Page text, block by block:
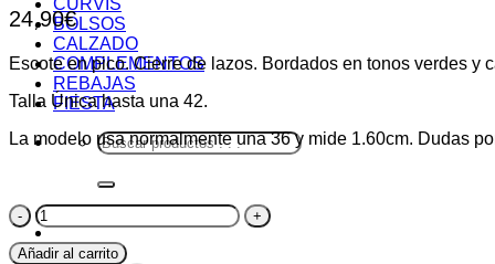
CURVIS
BOLSOS
CALZADO
COMPLEMENTOS
REBAJAS
FIESTA
Buscar
por:
0,00€ 0
24,90€
Escote en pico. Cierre de lazos. Bordados en tonos verdes y
Talla Única hasta una 42.
La modelo usa normalmente una 36 y mide 1.60cm. Dudas
Chaleco
Rombos
cantidad
Añadir al carrito